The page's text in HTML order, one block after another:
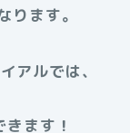
ります。
アルでは、
ます！